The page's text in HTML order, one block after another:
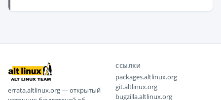
errata.altlinux.org — открытый
ССЫЛКИ
packages.altlinux.org
git.altlinux.org
bugzilla.altlinux.org